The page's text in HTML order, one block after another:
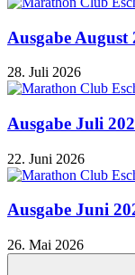
Ausgabe August
28. Juli 2026
Ausgabe Juli
22. Juni 2026
Ausgabe Juni
26. Mai 2026